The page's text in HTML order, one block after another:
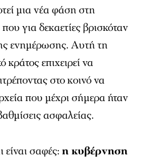
μια νέα φάση στη
για δεκαετίες βρισκόταν
ενημέρωσης. Αυτή τη
επιχειρεί να
στο κοινό να
που μέχρι σήμερα ήταν
ασφαλείας.
σαφές: η κυβέρνηση